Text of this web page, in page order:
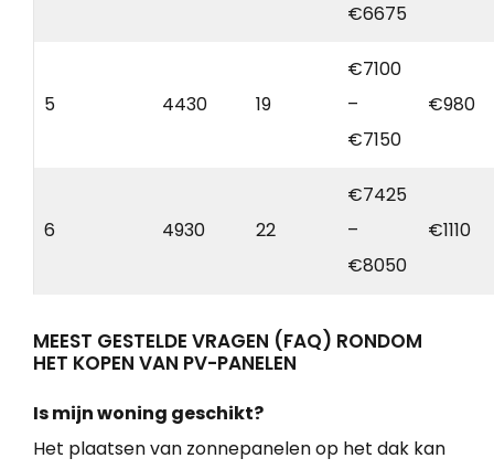
€6675
5 4430 19
€7100
–
€7150
€980
6 4930 22
€7425
–
€8050
€1110
MEEST GESTELDE VRAGEN (FAQ) RONDOM
HET KOPEN VAN PV-PANELEN
Is mijn woning geschikt?
Het plaatsen van zonnepanelen op het dak kan